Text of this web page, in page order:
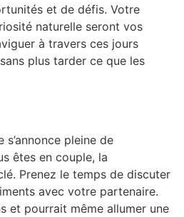
et de défis. Votre
naturelle seront vos
à travers ces jours
plus tarder ce que les
s’annonce pleine de
êtes en couple, la
Prenez le temps de discuter
avec votre partenaire.
et pourrait même allumer une